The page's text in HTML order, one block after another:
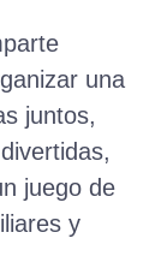
una
juntos,
juego de
y